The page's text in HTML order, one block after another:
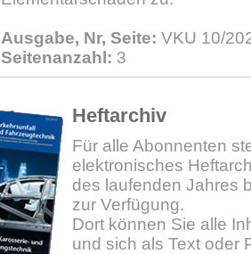
Ausgabe, Nr, Seite: VKU 10/
Seitenanzahl: 3
Heftarchiv
Für alle Abonnenten
elektronisches
des laufenden Jahres
zur Verfügung.
Dort können Sie alle
und sich als Text oder